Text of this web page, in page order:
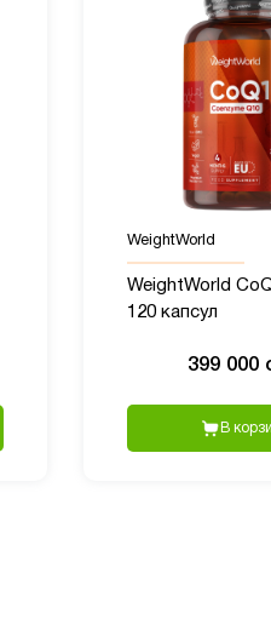
WeightWorld
WeightWorld
120 капсул
399 000
В